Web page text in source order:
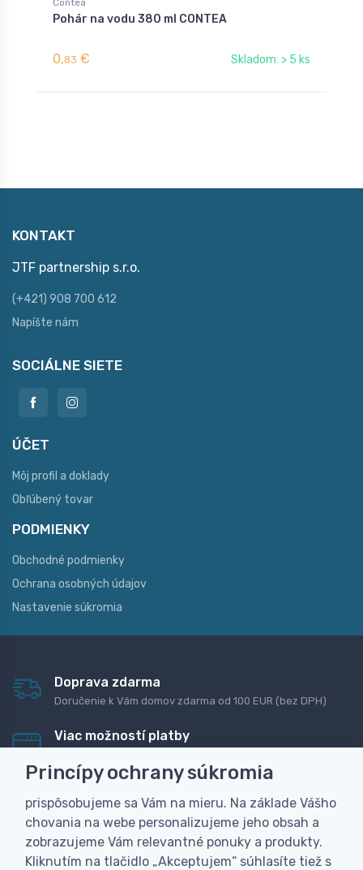
Pohár na vodu 380 ml CONTEA
0,83 € Skladom: > 5 ks
KONTAKT
JTF partnership s.r.o.
(+421) 908 700 612
Napíšte nám
SOCIÁLNE SIETE
ÚČET
Môj profil a doklady
Obľúbený tovar
PODMIENKY
Obchodné podmienky
Ochrana osobných údajov
Nastavenie súkromia
Doprava zdarma
Doručenie k Vám domov zdarma od 100 EUR (bez DPH)
Viac možností platby
dobierku
Personalizácia
Vyrobíme Vám vlastný originálny darček
Skúsenosť
Princípy ochrany súkromia
prispôsobujeme sa Vám na mieru. Na základe Vášho
chovania na webe personalizujeme jeho obsah a
zobrazujeme Vám relevantné ponuky a produkty.
Kliknutím na tlačidlo „Akceptujem“ súhlasíte tiež s